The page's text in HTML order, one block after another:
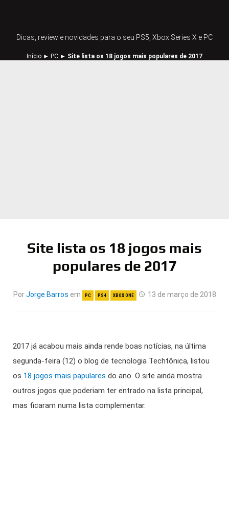
Dicas, review e novidades para o seu PS5, Xbox Series X e PC
Início ► PC ► Site lista os 18 jogos mais populares de 2017
Site lista os 18 jogos mais
populares de 2017
PorJorge Barros em PC PS4 XBOX ONE 13 de março de 2018
2017 já acabou mais ainda rende boas notícias, na última
segunda-feira (12) o blog de tecnologia Techtônica, listou
os 18 jogos mais papulares do ano. O site ainda mostra
outros jogos que poderiam ter entrado na lista principal,
mas ficaram numa lista complementar.